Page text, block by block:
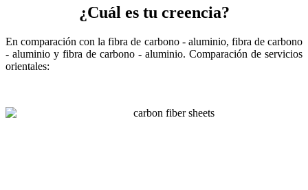
¿Cuál es tu creencia?
En comparación con la fibra de carbono - aluminio, fibra de carbono
- aluminio y fibra de carbono - aluminio. Comparación de servicios
orientales: